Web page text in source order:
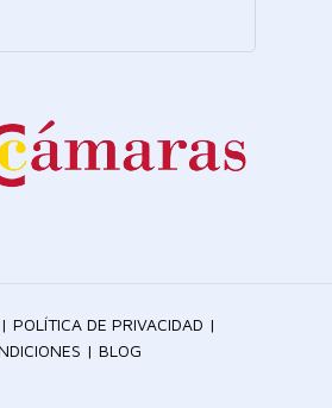
POLÍTICA DE PRIVACIDAD |
| BLOG